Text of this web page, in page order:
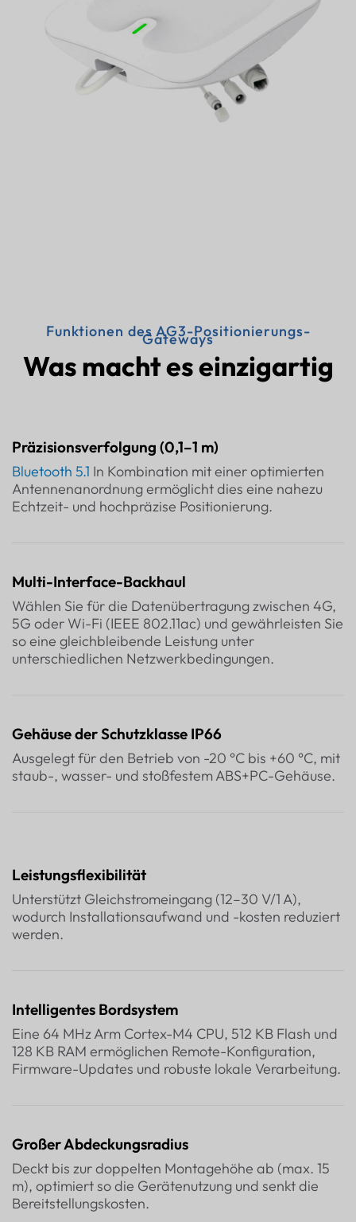
Funktionen des AG3-Positionierungs-
Gateways
Was macht es einzigartig
Präzisionsverfolgung (0,1–1 m)
Bluetooth 5.1 In Kombination mit einer optimierten
Antennenanordnung ermöglicht dies eine nahezu
Echtzeit- und hochpräzise Positionierung.
Multi-Interface-Backhaul
Wählen Sie für die Datenübertragung zwischen 4G,
5G oder Wi-Fi (IEEE 802.11ac) und gewährleisten Sie
so eine gleichbleibende Leistung unter
unterschiedlichen Netzwerkbedingungen.
Gehäuse der Schutzklasse IP66
Ausgelegt für den Betrieb von -20 °C bis +60 °C, mit
staub-, wasser- und stoßfestem ABS+PC-Gehäuse.
Leistungsflexibilität
Unterstützt Gleichstromeingang (12–30 V/1 A),
wodurch Installationsaufwand und -kosten reduziert
werden.
Intelligentes Bordsystem
Eine 64 MHz Arm Cortex-M4 CPU, 512 KB Flash und
128 KB RAM ermöglichen Remote-Konfiguration,
Firmware-Updates und robuste lokale Verarbeitung.
Großer Abdeckungsradius
Deckt bis zur doppelten Montagehöhe ab (max. 15
m), optimiert so die Gerätenutzung und senkt die
Bereitstellungskosten.